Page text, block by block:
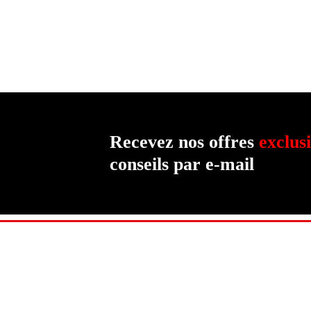
Recevez nos offres
conseils par e-mail